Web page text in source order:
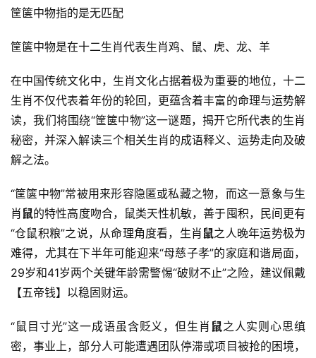
筐箧中物指的是无匹配
筐箧中物是在十二生肖代表生肖鸡、鼠、虎、龙、羊
在中国传统文化中，生肖文化占据着极为重要的地位，十二
生肖不仅代表着年份的轮回，更蕴含着丰富的命理与运势解
读，我们将围绕“筐箧中物”这一谜题，揭开它所代表的生肖
秘密，并深入解读三个相关生肖的成语释义、运势走向及破
解之法。
“筐箧中物”常被用来形容隐匿或私藏之物，而这一意象与生
肖 鼠的特性高度吻合，鼠类天性机敏，善于囤积，民间更有
“仓鼠积粮”之说，从命理角度看，生肖 鼠之人晚年运势极为
难得，尤其在下半年可能迎来“母慈子孝”的家庭和谐局面，
29岁和41岁两个关键年龄需警惕“破财不止”之险，建议佩戴
【五帝钱】以稳固财运。
“鼠目寸光”这一成语虽含贬义，但生肖 鼠之人实则心思缜
密，事业上，部分人可能遭遇团队停滞或项目被抢的困境，